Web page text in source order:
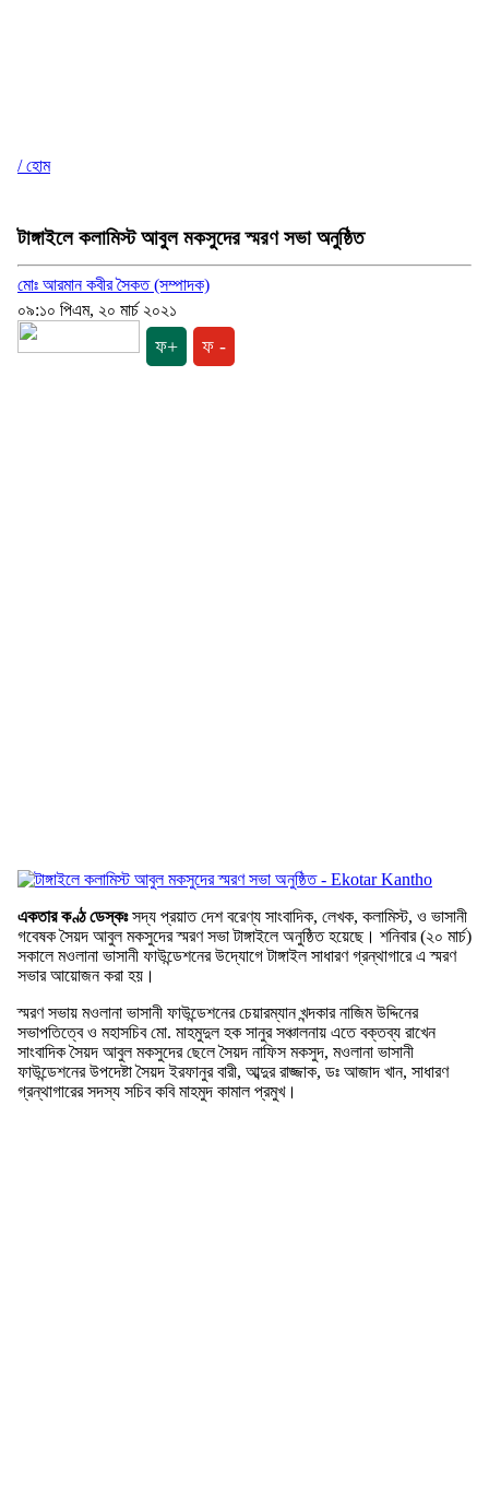
/ হোম
টাঙ্গাইলে কলামিস্ট আবুল মকসুদের স্মরণ সভা অনুষ্ঠিত
মোঃ আরমান কবীর সৈকত (সম্পাদক)
০৯:১০ পিএম, ২০ মার্চ ২০২১
ফ+ ফ -
একতার কণ্ঠ ডেস্কঃসদ্য প্রয়াত দেশ বরেণ্য সাংবাদিক, লেখক, কলামিস্ট, ও ভাসানী
গবেষক সৈয়দ আবুল মকসুদের স্মরণ সভা টাঙ্গাইলে অনুষ্ঠিত হয়েছে। শনিবার (২০ মার্চ)
সকালে মওলানা ভাসানী ফাউন্ডেশনের উদ্যোগে টাঙ্গাইল সাধারণ গ্রন্থাগারে এ স্মরণ
সভার আয়োজন করা হয়।
স্মরণ সভায় মওলানা ভাসানী ফাউন্ডেশনের চেয়ারম্যান খন্দকার নাজিম উদ্দিনের
সভাপতিত্বে ও মহাসচিব মো. মাহমুদুল হক সানুর সঞ্চালনায় এতে বক্তব্য রাখেন
সাংবাদিক সৈয়দ আবুল মকসুদের ছেলে সৈয়দ নাফিস মকসুদ, মওলানা ভাসানী
ফাউন্ডেশনের উপদেষ্টা সৈয়দ ইরফানুর বারী, আব্দুর রাজ্জাক, ডঃ আজাদ খান, সাধারণ
গ্রন্থাগারের সদস্য সচিব কবি মাহমুদ কামাল প্রমুখ।